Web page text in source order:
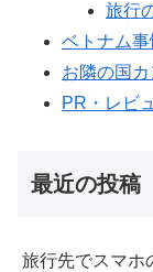
旅行
ベトナム事
お隣の国
PR・レビ
最近の投稿
旅行先でスマホ